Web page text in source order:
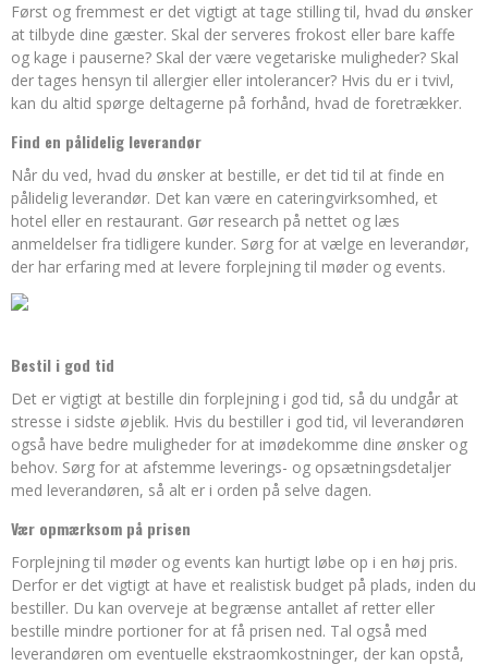
Først og fremmest er det vigtigt at tage stilling til, hvad du ønsker
at tilbyde dine gæster. Skal der serveres frokost eller bare kaffe
og kage i pauserne? Skal der være vegetariske muligheder? Skal
der tages hensyn til allergier eller intolerancer? Hvis du er i tvivl,
kan du altid spørge deltagerne på forhånd, hvad de foretrækker.
Find en pålidelig leverandør
Når du ved, hvad du ønsker at bestille, er det tid til at finde en
pålidelig leverandør. Det kan være en cateringvirksomhed, et
hotel eller en restaurant. Gør research på nettet og læs
anmeldelser fra tidligere kunder. Sørg for at vælge en leverandør,
der har erfaring med at levere forplejning til møder og events.
Bestil i god tid
Det er vigtigt at bestille din forplejning i god tid, så du undgår at
stresse i sidste øjeblik. Hvis du bestiller i god tid, vil leverandøren
også have bedre muligheder for at imødekomme dine ønsker og
behov. Sørg for at afstemme leverings- og opsætningsdetaljer
med leverandøren, så alt er i orden på selve dagen.
Vær opmærksom på prisen
Forplejning til møder og events kan hurtigt løbe op i en høj pris.
Derfor er det vigtigt at have et realistisk budget på plads, inden du
bestiller. Du kan overveje at begrænse antallet af retter eller
bestille mindre portioner for at få prisen ned. Tal også med
leverandøren om eventuelle ekstraomkostninger, der kan opstå,